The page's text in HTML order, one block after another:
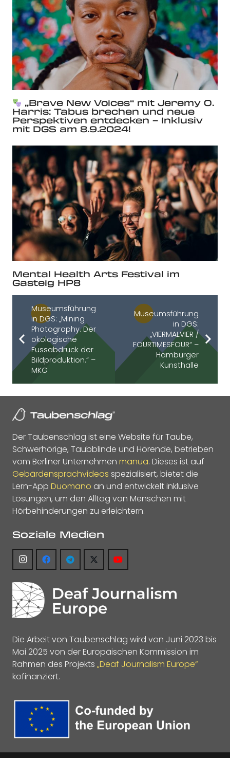
„Brave New Voices“ mit Jeremy O.
Harris: Tabus brechen und neue
Perspektiven entdecken – Inklusiv
mit DGS am 8.9.2024!
Mental Health Arts Festival im
Gasteig HP8
Museumsführung
in DGS: „Mining
Photography. Der
ökologische
Fussabdruck der
Bildproduktion.“ –
MKG
Museumsführung
in DGS:
„VIERMALVIER /
FOURTIMESFOUR“ –
Hamburger
Kunsthalle
Der Taubenschlag ist eine Website für Taube,
Schwerhörige, Taubblinde und Hörende, betrieben
vom Berliner Unternehmen manua. Dieses ist auf
Gebärdensprachvideos spezialisiert, bietet die
Lern-App Duomano an und entwickelt inklusive
Lösungen, um den Alltag von Menschen mit
Hörbehinderungen zu erleichtern.
Soziale Medien
Die Arbeit von Taubenschlag wird von Juni 2023 bis
Mai 2025 von der Europäischen Kommission im
Rahmen des Projekts „Deaf Journalism Europe“
kofinanziert.